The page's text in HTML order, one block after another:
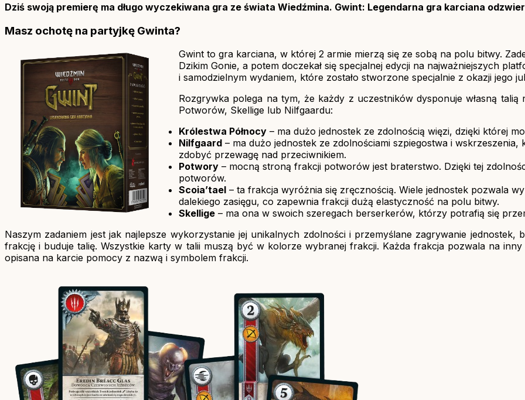
Dziś swoją premierę ma długo wyczekiwana gra ze świata Wiedźmina. Gwint: Legendarna gra karciana
Masz ochotę na partyjkę Gwinta?
Gwint to gra karciana, w której 2 armie mierzą się ze sobą na polu bitwy.
Dzikim Gonie, a potem doczekał się specjalnej edycji na najważniejszych
i samodzielnym wydaniem, które zostało stworzone specjalnie z okazji jego
Rozgrywka polega na tym, że każdy z uczestników dysponuje własną talią
Potworów, Skellige lub Nilfgaardu:
Królestwa Północy – ma dużo jednostek ze zdolnością więzi, dzięki której
Nilfgaard – ma dużo jednostek ze zdolnościami szpiegostwa i
zdobyć przewagę nad przeciwnikiem.
Potwory – mocną stroną frakcji potworów jest braterstwo. Dzięki tej
potworów.
Scoia’tael – ta frakcja wyróżnia się zręcznością. Wiele jednostek pozwala
dalekiego zasięgu, co zapewnia frakcji dużą elastyczność na polu bitwy.
Skellige – ma ona w swoich szeregach berserkerów, którzy potrafią się
Naszym zadaniem jest jak najlepsze wykorzystanie jej unikalnych zdolności i przemyślane zagrywanie
frakcję i buduje talię. Wszystkie karty w talii muszą być w kolorze wybranej frakcji. Każda frakcja pozwala na
opisana na karcie pomocy z nazwą i symbolem frakcji.